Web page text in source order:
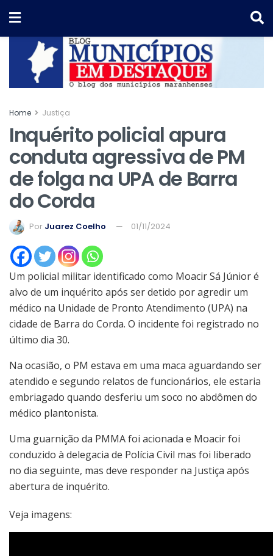
Home Justiça
Inquérito policial apura
conduta agressiva de PM
de folga na UPA de Barra
do Corda
Por Juarez Coelho 01/11/2024
Um policial militar identificado como Moacir Sá Júnior é
alvo de um inquérito após ser detido por agredir um
médico na Unidade de Pronto Atendimento (UPA) na
cidade de Barra do Corda. O incidente foi registrado no
último dia 30.
Na ocasião, o PM estava em uma maca aguardando ser
atendido e segundo relatos de funcionários, ele estaria
embriagado quando desferiu um soco no abdômen do
médico plantonista.
Uma guarnição da PMMA foi acionada e Moacir foi
conduzido à delegacia de Polícia Civil mas foi liberado
no dia seguinte, mas deve responder na Justiça após
abertura de inquérito.
Veja imagens: